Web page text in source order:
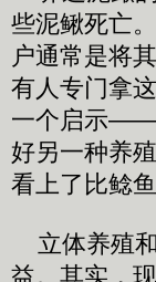
些泥鳅死亡
户通常是将
有人专门拿
一个启示——
好另一种养
看上了比鲶
立体养殖
益。其实，